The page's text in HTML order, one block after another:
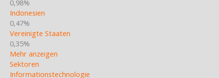
0,98%
Indonesien
0,47%
Vereinigte Staaten
0,35%
Mehr anzeigen
Sektoren
Informationstechnologie